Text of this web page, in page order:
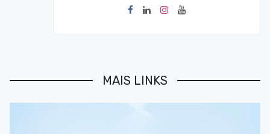
MAIS LINKS